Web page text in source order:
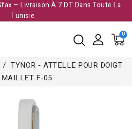
– Livraison À 7 DT Dans Toute La
Tunisie​
TYNOR - ATTELLE POUR DOIGT
MAILLET F-05